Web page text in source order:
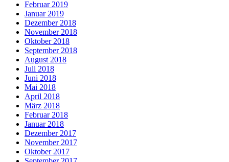
Februar 2019
Januar 2019
Dezember 2018
November 2018
Oktober 2018
September 2018
August 2018
Juli 2018
Juni 2018
Mai 2018
April 2018
März 2018
Februar 2018
Januar 2018
Dezember 2017
November 2017
Oktober 2017